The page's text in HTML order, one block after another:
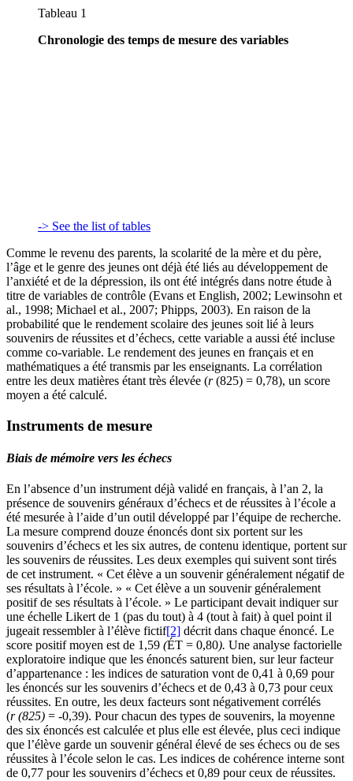
Tableau 1
Chronologie des temps de mesure des variables
-> See the list of tables
Comme le revenu des parents, la scolarité de la mère et du père,
l’âge et le genre des jeunes ont déjà été liés au développement de
l’anxiété et de la dépression, ils ont été intégrés dans notre étude à
titre de variables de contrôle (Evans et English, 2002; Lewinsohn et
al., 1998; Michael et al., 2007; Phipps, 2003). En raison de la
probabilité que le rendement scolaire des jeunes soit lié à leurs
souvenirs de réussites et d’échecs, cette variable a aussi été incluse
comme co-variable. Le rendement des jeunes en français et en
mathématiques a été transmis par les enseignants. La corrélation
entre les deux matières étant très élevée (r(825) = 0,78), un score
moyen a été calculé.
Instruments de mesure
Biais de mémoire vers les échecs
En l’absence d’un instrument déjà validé en français, à l’an 2, la
présence de souvenirs généraux d’échecs et de réussites à l’école a
été mesurée à l’aide d’un outil développé par l’équipe de recherche.
La mesure comprend douze énoncés dont six portent sur les
souvenirs d’échecs et les six autres, de contenu identique, portent sur
les souvenirs de réussites. Les deux exemples qui suivent sont tirés
de cet instrument. « Cet élève a un souvenir généralement négatif de
ses résultats à l’école. » « Cet élève a un souvenir généralement
positif de ses résultats à l’école. » Le participant devait indiquer sur
une échelle Likert de 1 (pas du tout) à 4 (tout à fait) à quel point il
jugeait ressembler à l’élève fictif[2] décrit dans chaque énoncé. Le
score positif moyen est de 1,59 (ÉT = 0,80). Une analyse factorielle
exploratoire indique que les énoncés saturent bien, sur leur facteur
d’appartenance : les indices de saturation vont de 0,41 à 0,69 pour
les énoncés sur les souvenirs d’échecs et de 0,43 à 0,73 pour ceux
réussites. En outre, les deux facteurs sont négativement corrélés
(r (825) = -0,39). Pour chacun des types de souvenirs, la moyenne
des six énoncés est calculée et plus elle est élevée, plus ceci indique
que l’élève garde un souvenir général élevé de ses échecs ou de ses
réussites à l’école selon le cas. Les indices de cohérence interne sont
de 0,77 pour les souvenirs d’échecs et 0,89 pour ceux de réussites.